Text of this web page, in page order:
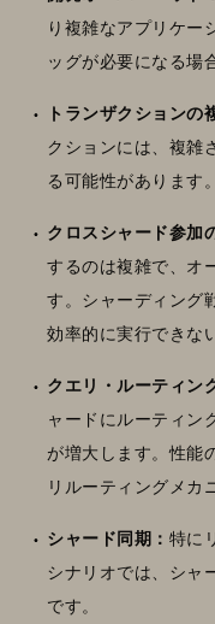
り複雑なアプリケー
ッグが必要になる場
トランザクションの
クションには、複雑
る可能性があります。
クロスシャード参加
するのは複雑で、オ
す。シャーディング
効率的に実行できな
クエリ・ルーティン
ャードにルーティン
が増大します。性能
リルーティングメカ
シャード同期： 特に
シナリオでは、シャ
です。